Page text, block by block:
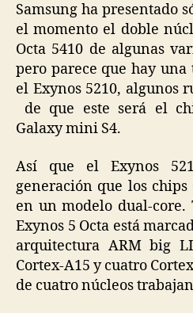
Samsung ha presentado
el momento el doble
Octa 5410 de algunas
pero parece que hay
el Exynos 5210, algunos
de que este será el
Galaxy mini S4.
Así que el Exynos
generación que los chips
en un modelo dual-core.
Exynos 5 Octa está
arquitectura ARM big
Cortex-A15 y cuatro
de cuatro núcleos